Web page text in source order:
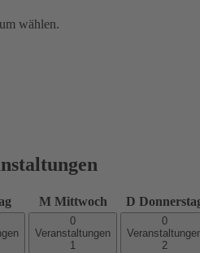
wählen.
M Mittwoch D
0
Veranstaltungen
1
0
2